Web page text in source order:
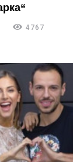
4767